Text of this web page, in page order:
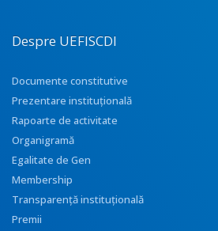
Despre UEFISCDI
Documente constitutive
Prezentare instituţională
Rapoarte de activitate
Organigramă
Egalitate de Gen
Membership
Transparenţă instituţională
Premii